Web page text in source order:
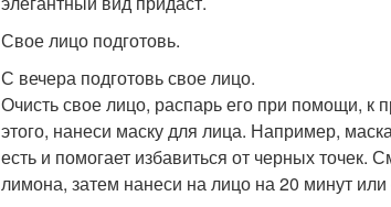
Свое лицо подготовь.
С вечера подготовь свое лицо.
Очисть свое лицо, распарь его при помощи, к
этого, нанеси маску для лица. Например,
есть и помогает избавиться от черных
лимона, затем нанеси на лицо на 20 минут